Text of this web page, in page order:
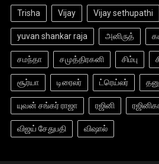
Trisha Vijay Vijay sethupathi
yuvan shankar raja அனிருத்
சமந்தா சமுத்திரகனி சிம்பு
சூர்யா டிரைலர் ட்ரெய்லர்
யுவன் சங்கர் ராஜா ரஜினி
விஜய் சேதுபதி விஷால்